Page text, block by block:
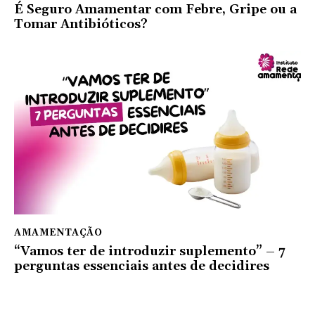
É Seguro Amamentar com Febre, Gripe ou a
Tomar Antibióticos?
AMAMENTAÇÃO
“Vamos ter de introduzir suplemento” – 7
perguntas essenciais antes de decidires